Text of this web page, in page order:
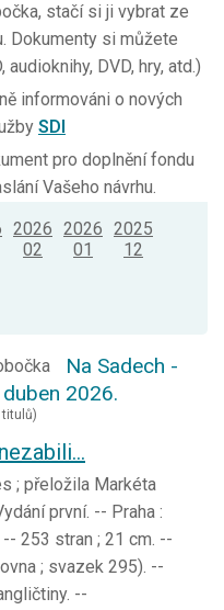
stačí si ji vybrat ze
Dokumenty si můžete
DVD, hry, atd.)
informováni o nových
SDI
pro doplnění fondu
Vašeho návrhu.
2026
02
2026
01
2025
12
Na Sadech -
duben 2026.
titulů)
; přeložila Markéta
první. -- Praha :
253 stran ; 21 cm. --
; svazek 295). --
--